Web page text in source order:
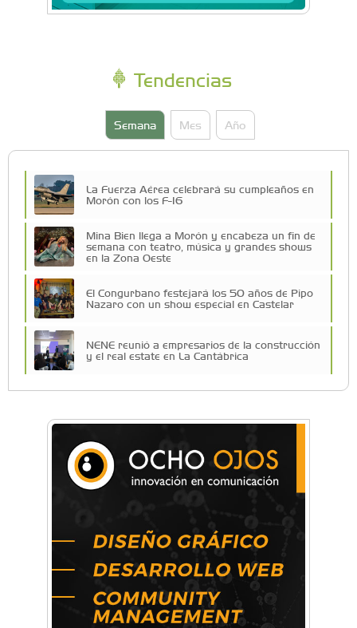
Tendencias
Semana Mes Año
La Fuerza Aérea celebrará su cumpleaños en
Morón con los F-16
Mina Bien llega a Morón y encabeza un fin de
semana con teatro, música y grandes shows
en la Zona Oeste
El Congurbano festejará los 50 años de Pipo
Nazaro con un show especial en Castelar
NENE reunió a empresarios de la construcción
y el real estate en La Cantábrica
Una compañía teatral de Castelar competirá
por el Premio FEBA Cultura
Mariana Croce: "Hoy las empresas necesitan
un asesoramiento integral para crecer con
seguridad"
Música, teatro, yoga, danza y mucho más:
Conocé todos los talleres para aprender y
disfrutar en la Zona Oeste